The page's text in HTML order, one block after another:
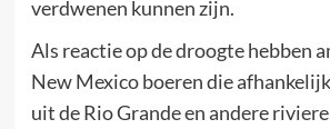
verdwenen kunnen zijn.
Als reactie op de droogte hebben
New Mexico boeren die
uit de Rio Grande en andere